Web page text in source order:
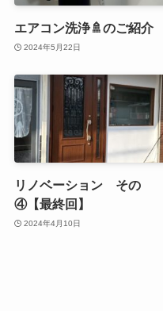
エアコン洗浄🚿のご紹介
2024年5月22日
リノベーション その
④【最終回】
2024年4月10日